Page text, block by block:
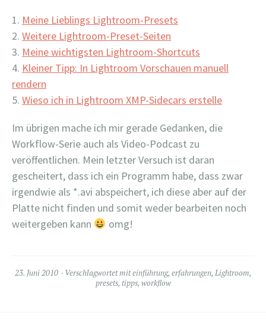
Meine Lieblings Lightroom-Presets
Weitere Lightroom-Preset-Seiten
Meine wichtigsten Lightroom-Shortcuts
Kleiner Tipp: In Lightroom Vorschauen manuell
rendern
Wieso ich in Lightroom XMP-Sidecars erstelle
Im übrigen mache ich mir gerade Gedanken, die
Workflow-Serie auch als Video-Podcast zu
veröffentlichen. Mein letzter Versuch ist daran
gescheitert, dass ich ein Programm habe, dass zwar
irgendwie als *.avi abspeichert, ich diese aber auf der
Platte nicht finden und somit weder bearbeiten noch
weitergeben kann
omg!
23. Juni 2010 Verschlagwortet miteinführung, erfahrungen, Lightroom,
presets, tipps, workflow